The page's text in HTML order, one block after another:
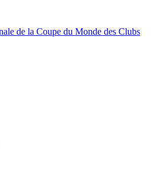
de la Coupe du Monde des Clubs